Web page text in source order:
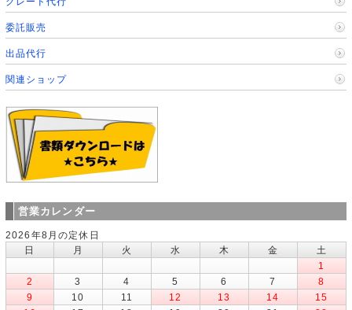
委託販売
出品代行
関連ショップ
営業カレンダー
2026年8月の定休日
日
月 火 水 木 金
土
1
2
3 4 5 6 7
8
9
10 11 12 13 14
15